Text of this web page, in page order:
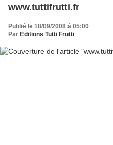
www.tuttifrutti.fr
Publié le 18/09/2008 à 05:00
Par Editions Tutti Frutti